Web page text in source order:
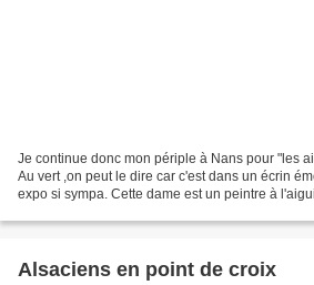
Je continue donc mon périple à Nans pour "les
Au vert ,on peut le dire car c'est dans un écrin
expo si sympa. Cette dame est un peintre à
Alsaciens en point de croix